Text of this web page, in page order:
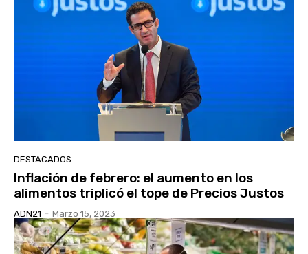
DESTACADOS
Inflación de febrero: el aumento en los
alimentos triplicó el tope de Precios Justos
ADN21 - Marzo 15, 2023